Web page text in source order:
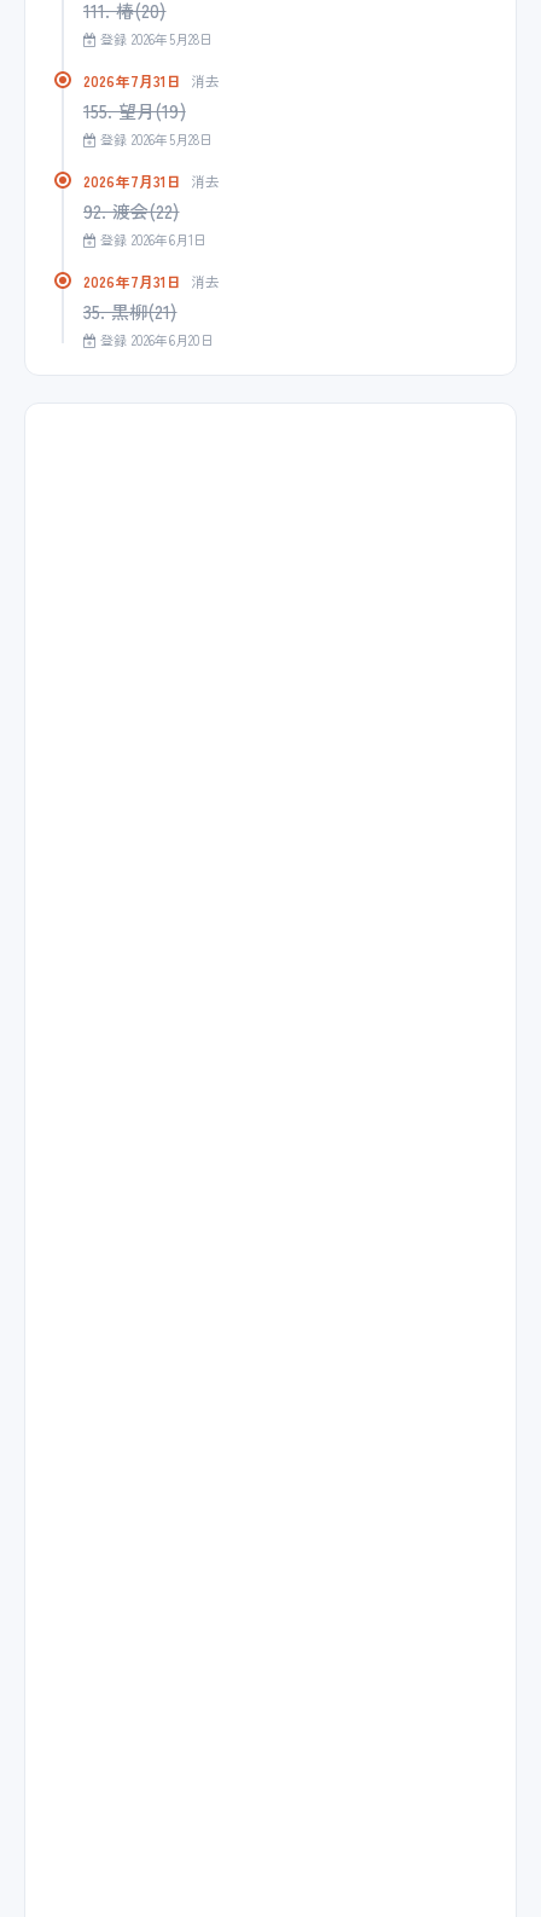
111. 椿(20)
登録 2026年5月28日
2026年7月31日 消去
155. 望月(19)
登録 2026年5月28日
2026年7月31日 消去
92. 渡会(22)
登録 2026年6月1日
2026年7月31日 消去
35. 黒柳(21)
登録 2026年6月20日